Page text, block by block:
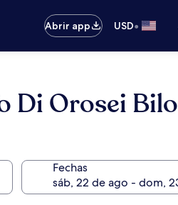
Abrir app
USD•
Di Orosei
Fechas